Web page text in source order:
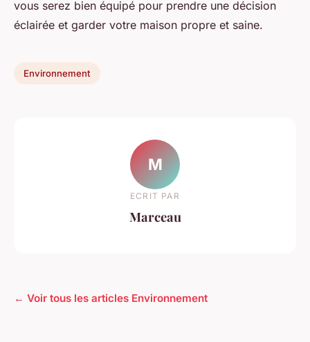
vous serez bien équipé pour prendre une décision
éclairée et garder votre maison propre et saine.
Environnement
M
ECRIT PAR
Marceau
← Voir tous les articles Environnement